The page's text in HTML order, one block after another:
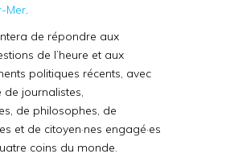
Mer.
de répondre aux
de l’heure et aux
politiques récents, avec
de journalistes,
de philosophes, de
et de citoyen·nes engagé·es
coins du monde.